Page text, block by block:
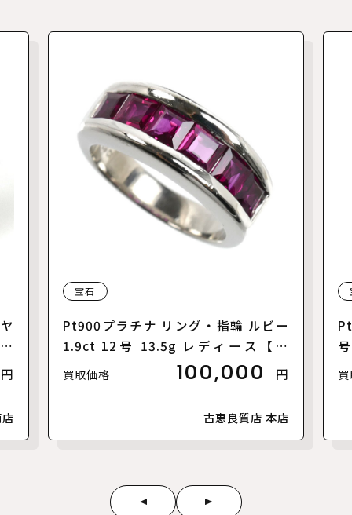
円
宝石
Pt900プラチナ リング・指輪 ルビー
1.9ct 12号 13.5g レディース【中
古】
買取価格 100,000 円
古恵良質店 本店